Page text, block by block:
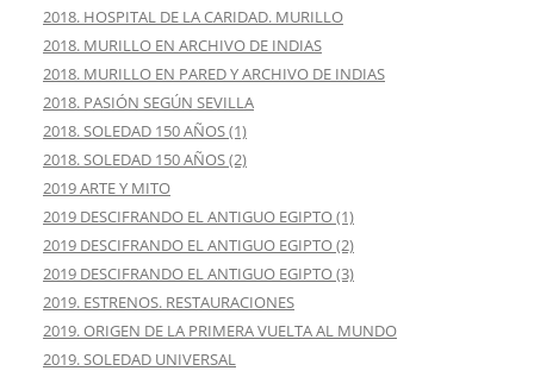
2018. HOSPITAL DE LA CARIDAD. MURILLO
2018. MURILLO EN ARCHIVO DE INDIAS
2018. MURILLO EN PARED Y ARCHIVO DE INDIAS
2018. PASIÓN SEGÚN SEVILLA
2018. SOLEDAD 150 AÑOS (1)
2018. SOLEDAD 150 AÑOS (2)
2019 ARTE Y MITO
2019 DESCIFRANDO EL ANTIGUO EGIPTO (1)
2019 DESCIFRANDO EL ANTIGUO EGIPTO (2)
2019 DESCIFRANDO EL ANTIGUO EGIPTO (3)
2019. ESTRENOS. RESTAURACIONES
2019. ORIGEN DE LA PRIMERA VUELTA AL MUNDO
2019. SOLEDAD UNIVERSAL